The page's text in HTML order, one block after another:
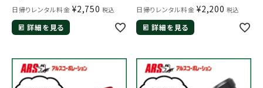
日帰りレンタル料金 ¥2,750 税込
詳細を見る
日帰りレンタル料金 ¥2,200 税込
詳細を見る